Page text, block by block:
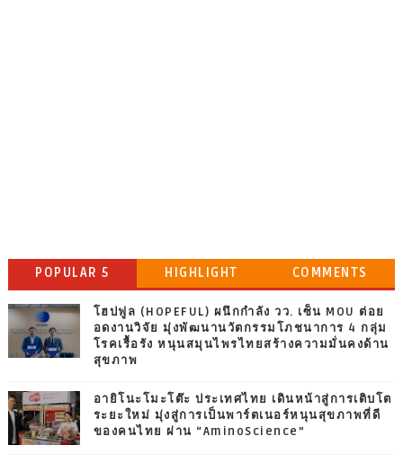
POPULAR 5 HIGHLIGHT COMMENTS
โฮปฟูล (HOPEFUL) ผนึกกำลัง วว. เซ็น MOU ต่อย
อดงานวิจัย มุ่งพัฒนานวัตกรรมโภชนาการ 4 กลุ่ม
โรคเรื้อรัง หนุนสมุนไพรไทยสร้างความมั่นคงด้าน
สุขภาพ
อายิโนะโมะโต๊ะ ประเทศไทย เดินหน้าสู่การเติบโต
ระยะใหม่ มุ่งสู่การเป็นพาร์ตเนอร์หนุนสุขภาพที่ดี
ของคนไทย ผ่าน “AminoScience”